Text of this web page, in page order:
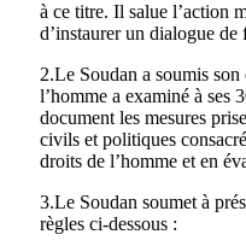
à ce titre. Il salue l’action
d’instaurer un dialogue
2.Le Soudan a soumis
l’homme a examiné à ses
document les mesures
civils et politiques
droits de l’homme et en
3.Le Soudan soumet à
règles ci-dessous :